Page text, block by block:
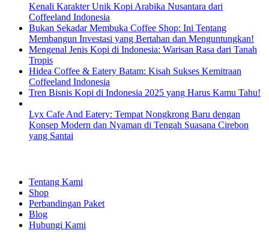
Kenali Karakter Unik Kopi Arabika Nusantara dari
Coffeeland Indonesia
Bukan Sekadar Membuka Coffee Shop: Ini Tentang
Membangun Investasi yang Bertahan dan Menguntungkan!
Mengenal Jenis Kopi di Indonesia: Warisan Rasa dari Tanah
Tropis
Hidea Coffee & Eatery Batam: Kisah Sukses Kemitraan
Coffeeland Indonesia
Tren Bisnis Kopi di Indonesia 2025 yang Harus Kamu Tahu!
Lyx Cafe And Eatery: Tempat Nongkrong Baru dengan
Konsep Modern dan Nyaman di Tengah Suasana Cirebon
yang Santai
Tentang Kami
Shop
Perbandingan Paket
Blog
Hubungi Kami